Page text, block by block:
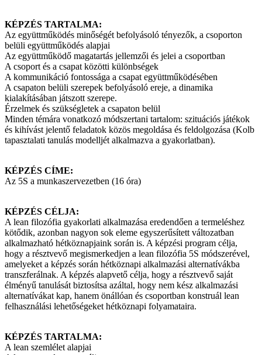
KÉPZÉS TARTALMA:
Az együttműködés minőségét befolyásoló tényezők, a csoporton
belüli együttműködés alapjai
Az együttműködő magatartás jellemzői és jelei a csoportban
A csoport és a csapat közötti különbségek
A kommunikáció fontossága a csapat együttműködésében
A csapaton belüli szerepek befolyásoló ereje, a dinamika
kialakításában játszott szerepe.
Érzelmek és szükségletek a csapaton belül
Minden témára vonatkozó módszertani tartalom: szituációs játékok
és kihívást jelentő feladatok közös megoldása és feldolgozása (Kolb
tapasztalati tanulás modelljét alkalmazva a gyakorlatban).
KÉPZÉS CÍME:
Az 5S a munkaszervezetben (16 óra)
KÉPZÉS CÉLJA:
A lean filozófia gyakorlati alkalmazása eredendően a termeléshez
kötődik, azonban nagyon sok eleme egyszerűsített változatban
alkalmazható hétköznapjaink során is. A képzési program célja,
hogy a résztvevő megismerkedjen a lean filozófia 5S módszerével,
amelyeket a képzés során hétköznapi alkalmazási alternatívákba
transzferálnak. A képzés alapvető célja, hogy a résztvevő saját
élményű tanulását biztosítsa azáltal, hogy nem kész alkalmazási
alternatívákat kap, hanem önállóan és csoportban konstruál lean
felhasználási lehetőségeket hétköznapi folyamataira.
KÉPZÉS TARTALMA:
A lean szemlélet alapjai